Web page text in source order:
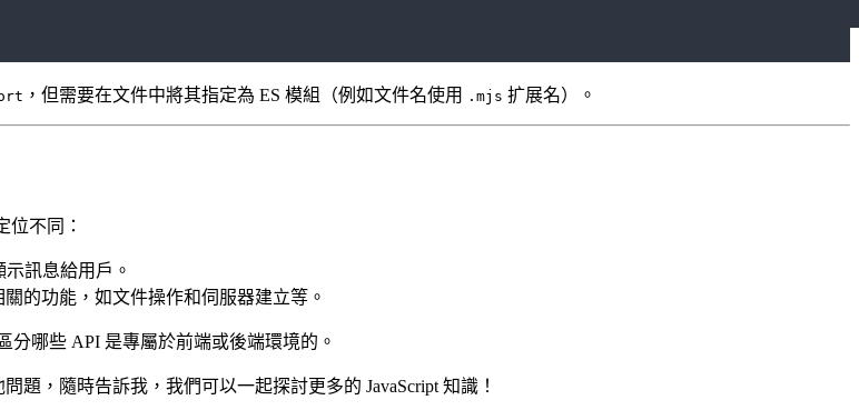
，但需要在文件中將其指定為 ES 模組（例如文件名使用 .mjs 扩展名）。
位不同：
訊息給用戶。
關的功能，如文件操作和伺服器建立等。
哪些 API 是專屬於前端或後端環境的。
題，隨時告訴我，我們可以一起探討更多的 JavaScript 知識！